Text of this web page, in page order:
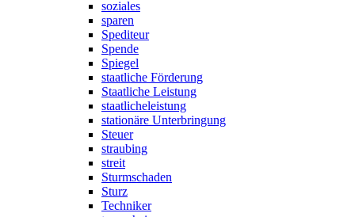
soziales
sparen
Spediteur
Spende
Spiegel
staatliche Förderung
Staatliche Leistung
staatlicheleistung
stationäre Unterbringung
Steuer
straubing
streit
Sturmschaden
Sturz
Techniker